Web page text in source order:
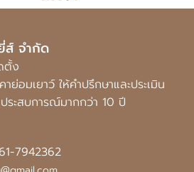
ส์ จำกัด
ตั้ง
อมเยาว์ ให้คำปรึกษาและประเมิน
ระสบการณ์มากกว่า 10 ปี
7942362